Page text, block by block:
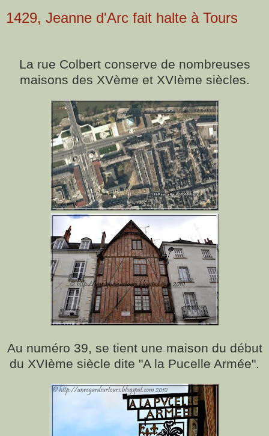
1429, Jeanne d'Arc fait halte à Tours
La rue Colbert conserve de nombreuses
maisons des XVème et XVIème siècles.
Au numéro 39, se tient une maison du début
du XVIème siècle dite "A la Pucelle Armée".